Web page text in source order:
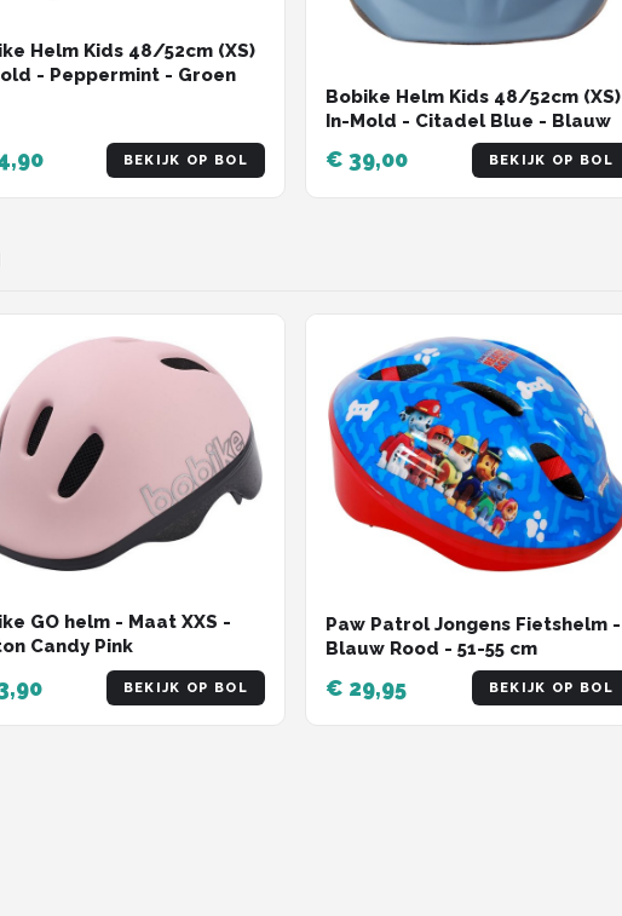
Helm Kids 48/52cm (XS)
- Peppermint - Groen
BEKIJK OP BOL
Bobike Helm Kids 48/52cm (XS)
In-Mold - Citadel Blue - Blauw
€ 39,00 BEKIJK OP BOL
GO helm - Maat XXS -
Candy Pink
BEKIJK OP BOL
Paw Patrol Jongens Fietshelm -
Blauw Rood - 51-55 cm
€ 29,95 BEKIJK OP BOL